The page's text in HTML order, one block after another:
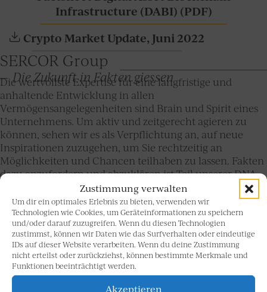
Zustimmung verwalten
Um dir ein optimales Erlebnis zu bieten, verwenden wir
Technologien wie Cookies, um Geräteinformationen zu speichern
und/oder darauf zuzugreifen. Wenn du diesen Technologien
zustimmst, können wir Daten wie das Surfverhalten oder eindeutige
IDs auf dieser Website verarbeiten. Wenn du deine Zustimmung
nicht erteilst oder zurückziehst, können bestimmte Merkmale und
Funktionen beeinträchtigt werden.
Akzeptieren
Infrastructure (DABI) (PDF)
Crypto Market Update, Juni 2022
SERCOR Group
Die Zukunft in Fakten giessen
Die wertvollste Expertise für eine langfristige und
anhaltende Entwicklung in allen
Vermögensangelegenheiten sind Brain und Spirit eines
Unternehmens. Um aktiv und zeitgerecht agieren zu
können, sehen wir es als Verpflichtung an, auf neue
Inspirationen zuzugehen, um Sie rechtzeitig an
Möglichkeiten und Chancen teilhaben zu lassen. Fakten
dazu anzufordern und abzuklären ist Teil unserer DNA.